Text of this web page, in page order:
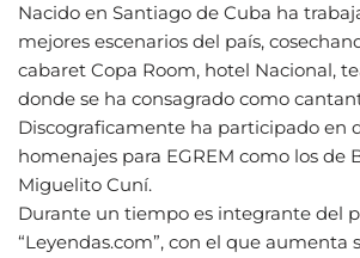
Nacido en Santiago de Cuba ha
mejores escenarios del país,
cabaret Copa Room, hotel Nacional,
donde se ha consagrado como
Discograficamente ha participado en
homenajes para EGREM como los de
Miguelito Cuní.
Durante un tiempo es integrante del
“Leyendas.com”, con el que aumenta